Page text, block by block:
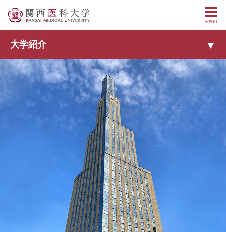
MENU
大学紹介